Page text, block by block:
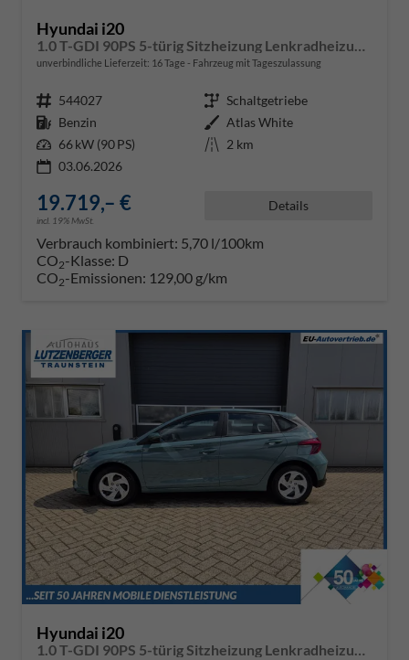
Hyundai i20
1.0 T-GDI 90PS 5-türig Sitzheizung Lenkradheizung Rückf.Kamera PDC Klima Apple CarPlay Android Auto Tempomat Touchscreen
unverbindliche Lieferzeit: 16 Tage Fahrzeug mit Tageszulassung
Fahrzeugnr. 544027 Getriebe Schaltgetriebe
Kraftstoff Benzin Außenfarbe Atlas White
Leistung 66 kW (90 PS) Kilometerstand 2 km
03.06.2026
19.719,– €
incl. 19% MwSt.
Details
Verbrauch kombiniert: 5,70 l/100km
CO2-Klasse: D
CO2-Emissionen: 129,00 g/km
Hyundai i20
1.0 T-GDI 90PS 5-türig Sitzheizung Lenkradheizung Rückf.Kamera PDC Klima Apple CarPlay Android Auto Tempomat Touchscreen